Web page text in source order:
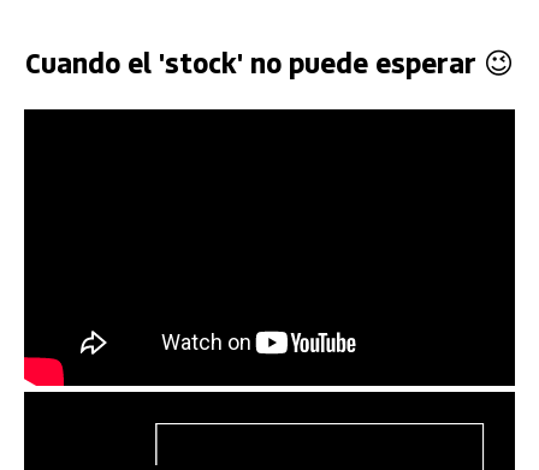
Cuando el 'stock' no puede esperar 😉